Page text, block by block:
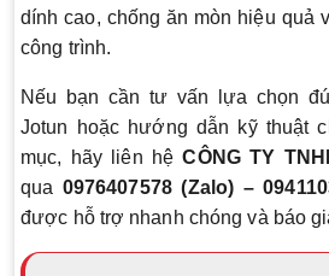
dính cao, chống ăn mòn hiệu quả
công trình.
Nếu bạn cần tư vấn lựa chọn
Jotun hoặc hướng dẫn kỹ thuật
mục, hãy liên hệCÔNG TY
qua 0976407578 (Zalo) –
được hỗ trợ nhanh chóng và báo